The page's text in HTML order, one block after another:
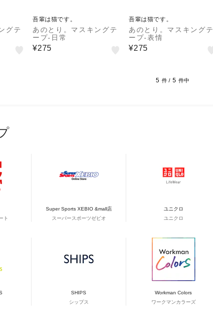
グテ
吾輩は猫です。
あのとり。マスキングテ
ープ-日常
¥275
吾輩は猫です。
あのとり。マスキングテ
ープ-表情
¥275
5 件 / 5 件中
ト
Super Sports XEBIO &mall店
スーパースポーツゼビオ
ユニクロ
ユニクロ
SHIPS
シップス
Workman Colors
ワークマンカラーズ